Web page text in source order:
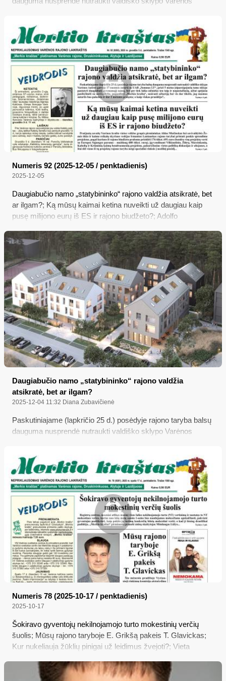
prieš 5 metus įsipareigojusią tame sklype pastatyti daugiabutį
gyvenamąjį namą, bet per tiek laiko ničnieko ten taip ir
nepastačiusią, užtat spėjusią pasibylinėti su savivaldybe,
pagąsdinti „Merkio kraštą“, susirasti užtarėjų bei vis dar
tikėtis, jog nuomos sutartis bus pakeista ir dar 2 metams
pratęsta...
Numeris 92 (2025-12-05 / penktadienis)
2025-12-05
Daugiabučio namo „statybininko“ rajono valdžia atsikratė, bet
ar ilgam?; Ką mūsų kaimai ketina nuveikti už daugiau kaip
pusę milijono eurų iš ES ir rajono biudžeto?; Adolfo
minint; Policijos reidai šį mėnesį
Daugiabučio namo „statybininko“ rajono valdžia
atsikratė, bet ar ilgam?
2025-12-04 11:32 Diana Zubavičienė
Paskutiniajame (lapkričio 25 d.) posėdyje rajono taryba balsų
dauguma nusprendė nutraukti valdiško sklypo Varėnos
prieš 5 metus įsipareigojusią tame sklype pastatyti daugiabutį
gyvenamąjį namą, bet per tiek laiko ničnieko ten taip ir
nepastačiusią, užtat spėjusia pasibylinėti su savivaldybe,
pagąsdinti „Merkio kraštą“, susirasti užtarėjų bei vis dar
tikėtis, jog nuomos sutartis bus pakeista ir dar 2 metams
pratęsta; o kaip viskas prasidėjo?..
Numeris 78 (2025-10-17 / penktadienis)
2025-10-17
Šokiravo gyventojų nekilnojamojo turto mokestinių verčių
šuolis; Mūsų rajono taryboje E. Grikšą pakeis T. Glavickas;
Kur nukeliauja žūklių pinigai už leidimus žvejoti?; Vieta